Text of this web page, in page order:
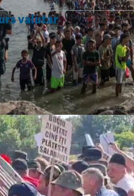
valutar
Curs valutar: 05 Aug 2026
EUR
: 5,2489 RON
-0,0008 ▼
USD: 4,5480 RON
-0,0144 ▼
CHF: 5,6210 RON
-0,0093 ▼
GBP : 6,1244 RON
-0,0074 ▼
Convertor valutar
Rezultat: -